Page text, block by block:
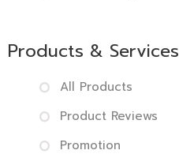
Products & Services
All Products
Product Reviews
Promotion